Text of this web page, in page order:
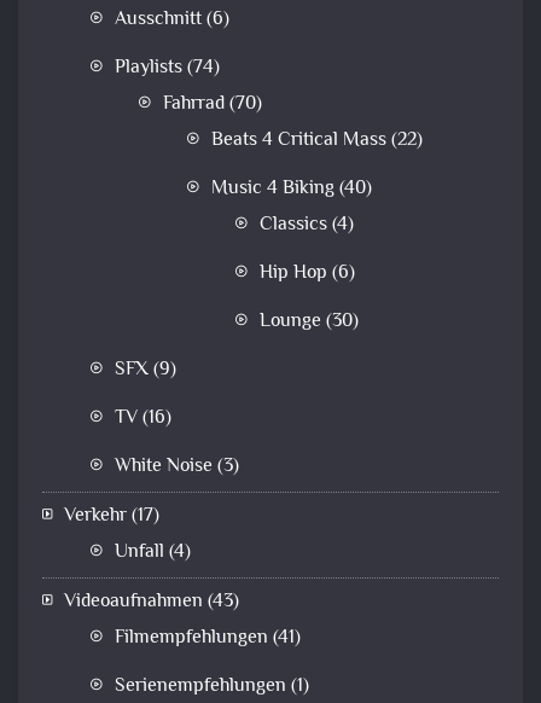
Ausschnitt(6)
Playlists(74)
Fahrrad(70)
Beats 4 Critical Mass(22)
Music 4 Biking(40)
Classics(4)
Hip Hop (6)
Lounge (30)
SFX(9)
TV(16)
White Noise (3)
Verkehr(17)
Unfall (4)
Videoaufnahmen (43)
Filmempfehlungen (41)
Serienempfehlungen (1)